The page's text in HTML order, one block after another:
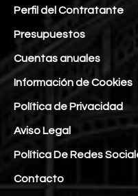
Perfil del Contratante
Presupuestos
Cuentas anuales
Información de Cookies
Política de Privacidad
Aviso Legal
Política De Redes
Contacto